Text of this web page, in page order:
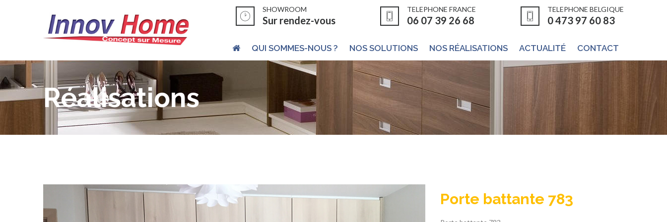
SHOWROOM
Sur rendez-vous
TELEPHONE FRANCE
06 07 39 26 68
TELEPHONE BELGIQUE
0 473 97 60 83
QUI SOMMES-NOUS ? NOS SOLUTIONS NOS RÉALISATIONS ACTUALITÉ CONTACT
Réalisations
Porte battante 783